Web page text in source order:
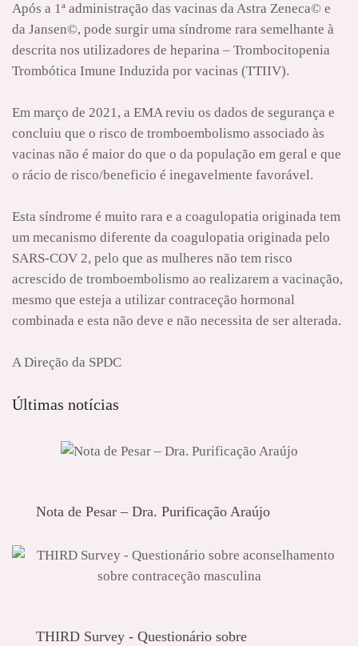
Após a 1ª administração das vacinas da Astra Zeneca© e
da Jansen©, pode surgir uma síndrome rara semelhante à
descrita nos utilizadores de heparina – Trombocitopenia
Trombótica Imune Induzida por vacinas (TTIIV).
Em março de 2021, a EMA reviu os dados de segurança e
concluiu que o risco de tromboembolismo associado às
vacinas não é maior do que o da população em geral e que
o rácio de risco/beneficio é inegavelmente favorável.
Esta síndrome é muito rara e a coagulopatia originada tem
um mecanismo diferente da coagulopatia originada pelo
SARS-COV 2, pelo que as mulheres não tem risco
acrescido de tromboembolismo ao realizarem a vacinação,
mesmo que esteja a utilizar contraceção hormonal
combinada e esta não deve e não necessita de ser alterada.
A Direção da SPDC
Últimas notícias
Nota de Pesar – Dra. Purificação Araújo
THIRD Survey - Questionário sobre